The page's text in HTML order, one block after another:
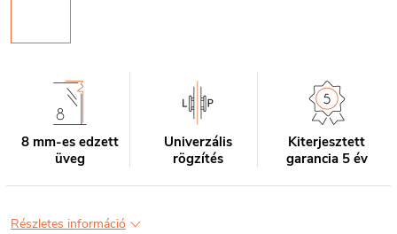
8 mm-es edzett
üveg
Univerzális
rögzítés
Kiterjesztett
garancia 5 év
Részletes információ